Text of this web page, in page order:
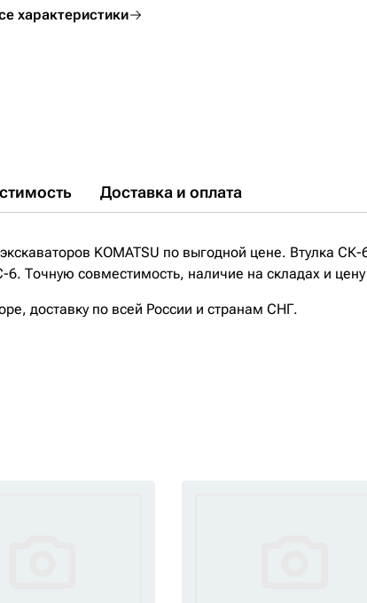
характеристики
Доставка и оплата
KOMATSU по выгодной цене. Втулка
6. Точную совместимость, наличие на складах и
доставку по всей России и странам СНГ.